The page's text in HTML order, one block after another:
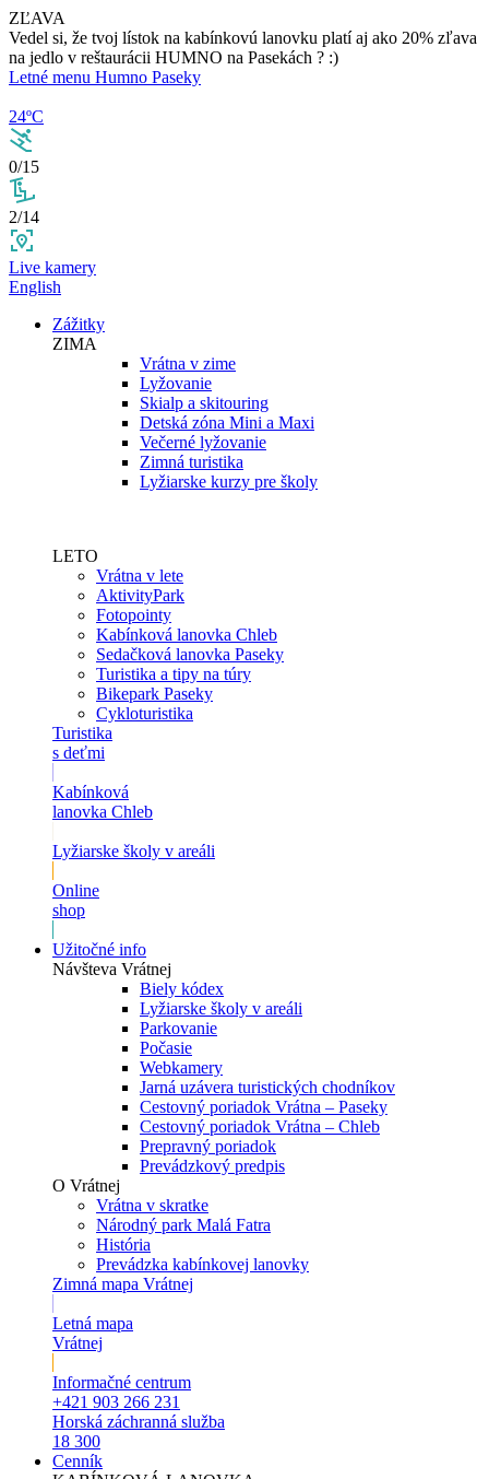
ZĽAVA
Vedel si, že tvoj lístok na kabínkovú lanovku platí aj ako 20% zľava
na jedlo v reštaurácii HUMNO na Pasekách ? :)
Letné menu Humno Paseky
24ºC
0/15
2/14
Live kamery
English
Zážitky
ZIMA
Vrátna v zime
Lyžovanie
Skialp a skitouring
Detská zóna Mini a Maxi
Večerné lyžovanie
Zimná turistika
Lyžiarske kurzy pre školy
LETO
Vrátna v lete
AktivityPark
Fotopointy
Kabínková lanovka Chleb
Sedačková lanovka Paseky
Turistika a tipy na túry
Bikepark Paseky
Cykloturistika
Turistika
s deťmi
Kabínková
lanovka Chleb
Lyžiarske školy v areáli
Online
shop
Užitočné info
Návšteva Vrátnej
Biely kódex
Lyžiarske školy v areáli
Parkovanie
Počasie
Webkamery
Jarná uzávera turistických chodníkov
Cestovný poriadok Vrátna – Paseky
Cestovný poriadok Vrátna – Chleb
Prepravný poriadok
Prevádzkový predpis
O Vrátnej
Vrátna v skratke
Národný park Malá Fatra
História
Prevádzka kabínkovej lanovky
Zimná mapa Vrátnej
Letná mapa
Vrátnej
Informačné centrum
+421 903 266 231
Horská záchranná služba
18 300
Cenník